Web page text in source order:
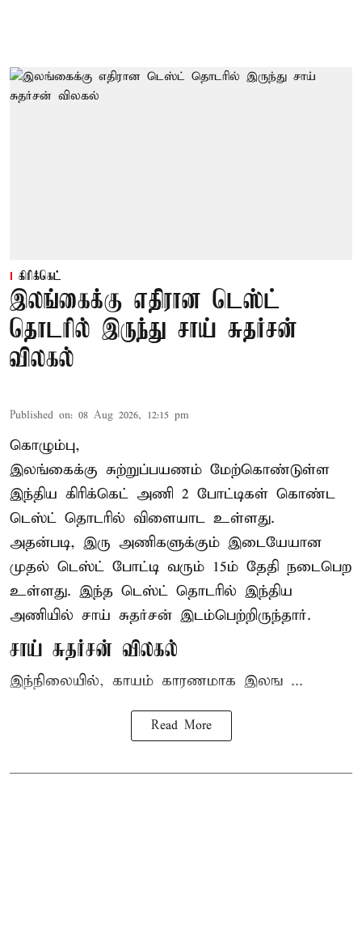
கிரிக்கெட்
இலங்கைக்கு எதிரான டெஸ்ட்
தொடரில் இருந்து சாய் சுதர்சன்
விலகல்
Published on: 08 Aug 2026, 12:15 pm
கொழும்பு,
இலங்கைக்கு சுற்றுப்பயணம் மேற்கொண்டுள்ள
இந்திய கிரிக்கெட் அணி 2 போட்டிகள் கொண்ட
டெஸ்ட் தொடரில் விளையாட உள்ளது.
அதன்படி, இரு அணிகளுக்கும் இடையேயான
முதல் டெஸ்ட் போட்டி வரும் 15ம் தேதி நடைபெற
உள்ளது. இந்த டெஸ்ட் தொடரில் இந்திய
அணியில் சாய் சுதர்சன் இடம்பெற்றிருந்தார்.
சாய் சுதர்சன் விலகல்
இந்நிலையில், காயம் காரணமாக இலங ...
Read More